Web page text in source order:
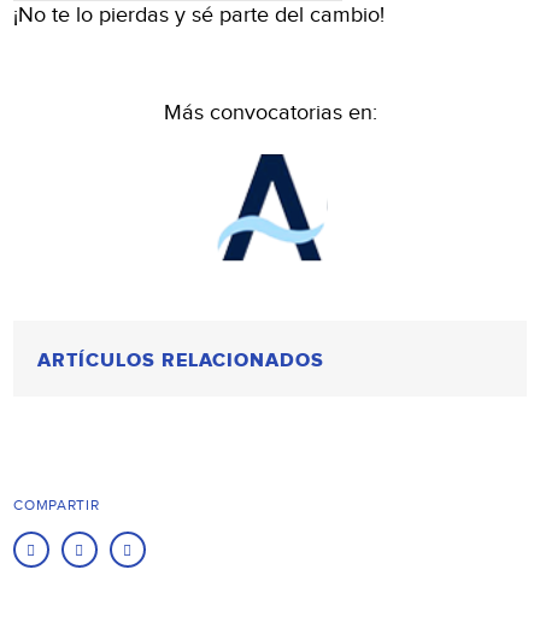
¡No te lo pierdas y sé parte del cambio!
Más convocatorias en:
ARTÍCULOS RELACIONADOS
COMPARTIR